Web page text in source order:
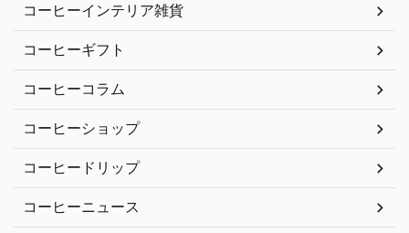
コーヒーインテリア雑貨
コーヒーギフト
コーヒーコラム
コーヒーショップ
コーヒードリップ
コーヒーニュース